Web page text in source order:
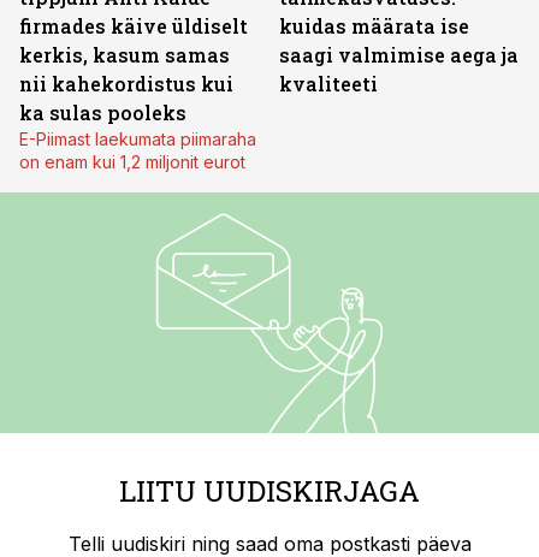
firmades käive üldiselt
kerkis, kasum samas
nii kahekordistus kui
ka sulas pooleks
E-Piimast laekumata piimaraha
on enam kui 1,2 miljonit eurot
kuidas määrata ise
saagi valmimise aega ja
kvaliteeti
LIITU UUDISKIRJAGA
Telli uudiskiri ning saad oma postkasti päeva